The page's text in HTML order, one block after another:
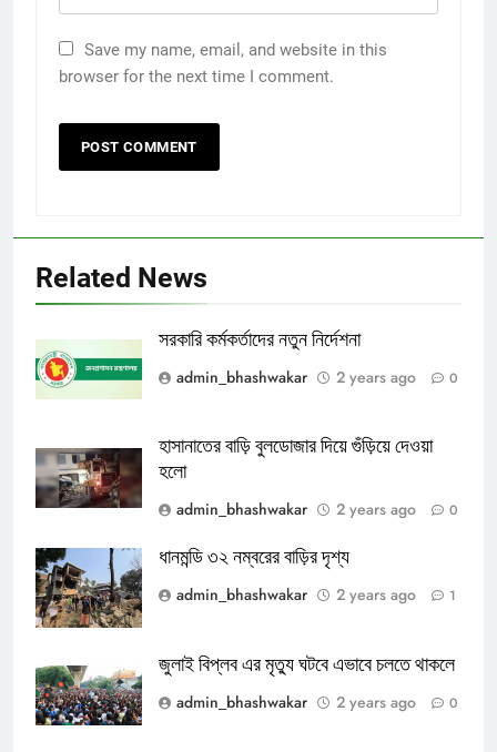
Save my name, email, and website in this
browser for the next time I comment.
Related News
সরকারি কর্মকর্তাদের নতুন নির্দেশনা
admin_bhashwakar
2 years ago 0
হাসানাতের বাড়ি বুলডোজার দিয়ে গুঁড়িয়ে দেওয়া
হলো
admin_bhashwakar
2 years ago 0
ধানমন্ডি ৩২ নম্বরের বাড়ির দৃশ্য
admin_bhashwakar
2 years ago 1
জুলাই বিপ্লব এর মৃত্যু ঘটবে এভাবে চলতে থাকলে
admin_bhashwakar
2 years ago 0